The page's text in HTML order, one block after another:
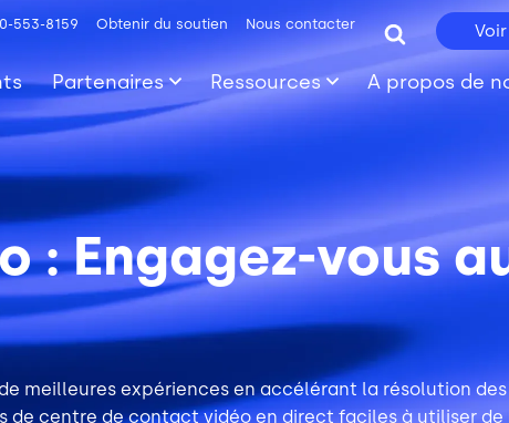
553-8159 Obtenir du soutien Nous contacter
Partenaires Ressources A propos de
Engagez-vous
meilleures expériences en accélérant la résolution
centre de contact vidéo en direct faciles à utiliser de